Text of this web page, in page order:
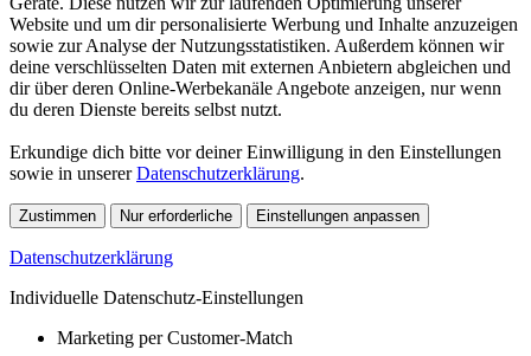
Website und um dir personalisierte Werbung und Inhalte anzuzeigen
sowie zur Analyse der Nutzungsstatistiken. Außerdem können wir
deine verschlüsselten Daten mit externen Anbietern abgleichen und
dir über deren Online-Werbekanäle Angebote anzeigen, nur wenn
du deren Dienste bereits selbst nutzt.
Erkundige dich bitte vor deiner Einwilligung in den Einstellungen
sowie in unsererDatenschutzerklärung.
Zustimmen Nur erforderliche Einstellungen anpassen
Datenschutzerklärung
Individuelle Datenschutz-Einstellungen
Marketing per Customer-Match